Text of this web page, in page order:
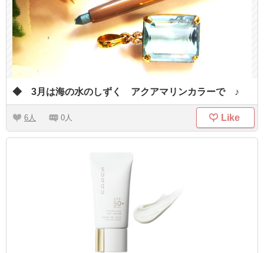
◆ 3月は海の水のしずく アクアマリンカラーで ♪
6 0 Like